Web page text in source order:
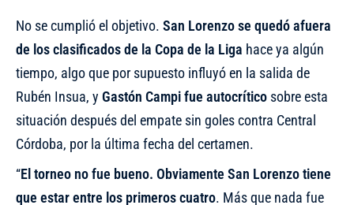
No se cumplió el objetivo. San Lorenzo se quedó afuera
de los clasificados de la Copa de la Liga hace ya algún
tiempo, algo que por supuesto influyó en la salida de
Rubén Insua, y Gastón Campi fue autocrítico sobre esta
situación después del empate sin goles contra Central
Córdoba, por la última fecha del certamen.
“El torneo no fue bueno. Obviamente San Lorenzo tiene
que estar entre los primeros cuatro. Más que nada fue